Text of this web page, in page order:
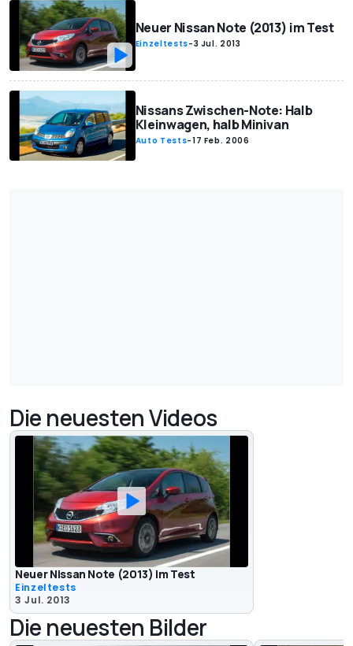
Neuer Nissan Note (2013) im Test
Einzeltests-3 Jul. 2013
Nissans Zwischen-Note: Halb
Kleinwagen, halb Minivan
Auto Tests-17 Feb. 2006
Die neuesten Videos
Neuer Nissan Note (2013) im Test
Einzeltests
3 Jul. 2013
Die neuesten Bilder